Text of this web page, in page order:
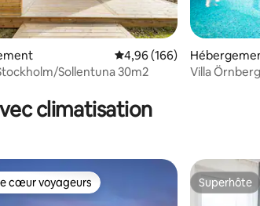
la base de 307 commentaires : 4,8 sur 5
Évaluation moyenne sur la
4,96 (166)
Sollentuna 30m2
Villa
climatisation
cœur voyageurs
cœur voyageurs Superhôte
Superhôte